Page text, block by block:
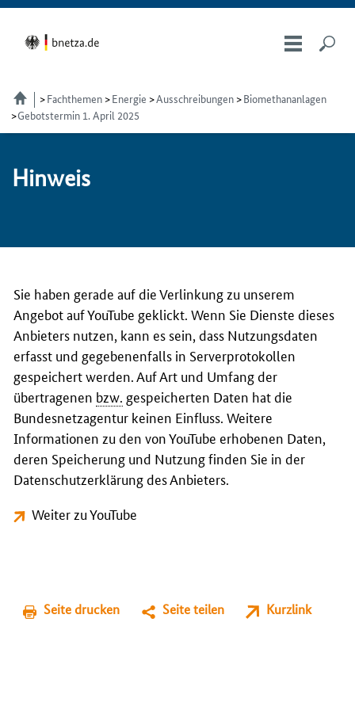
Fachthemen Energie Ausschreibungen
Biomethananlagen
Gebotstermin 1. April 2025
Hin­weis
Sie haben gerade auf die Verlinkung zu unserem
Angebot auf YouTube geklickt. Wenn Sie Dienste dieses
Anbieters nutzen, kann es sein, dass Nutzungsdaten
erfasst und gegebenenfalls in Serverprotokollen
gespeichert werden. Auf Art und Umfang der
übertragenen bzw. gespeicherten Daten hat die
Bundesnetzagentur keinen Einfluss. Weitere
Informationen zu den von YouTube erhobenen Daten,
deren Speicherung und Nutzung finden Sie in der
Datenschutzerklärung des Anbieters.
Weiter zu YouTube
Seite drucken Seite teilen Kurzlink